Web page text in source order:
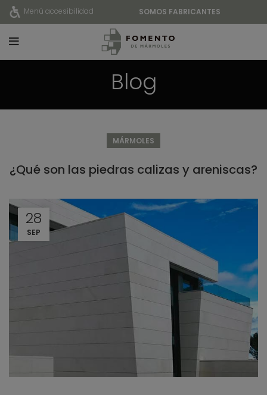
Menú accesibilidad SOMOS FABRICANTES
Blog
MÁRMOLES
¿Qué son las piedras calizas y areniscas?
28
SEP